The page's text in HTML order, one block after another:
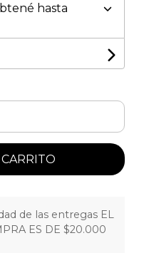
hasta
de las entregas EL
ES DE $20.000